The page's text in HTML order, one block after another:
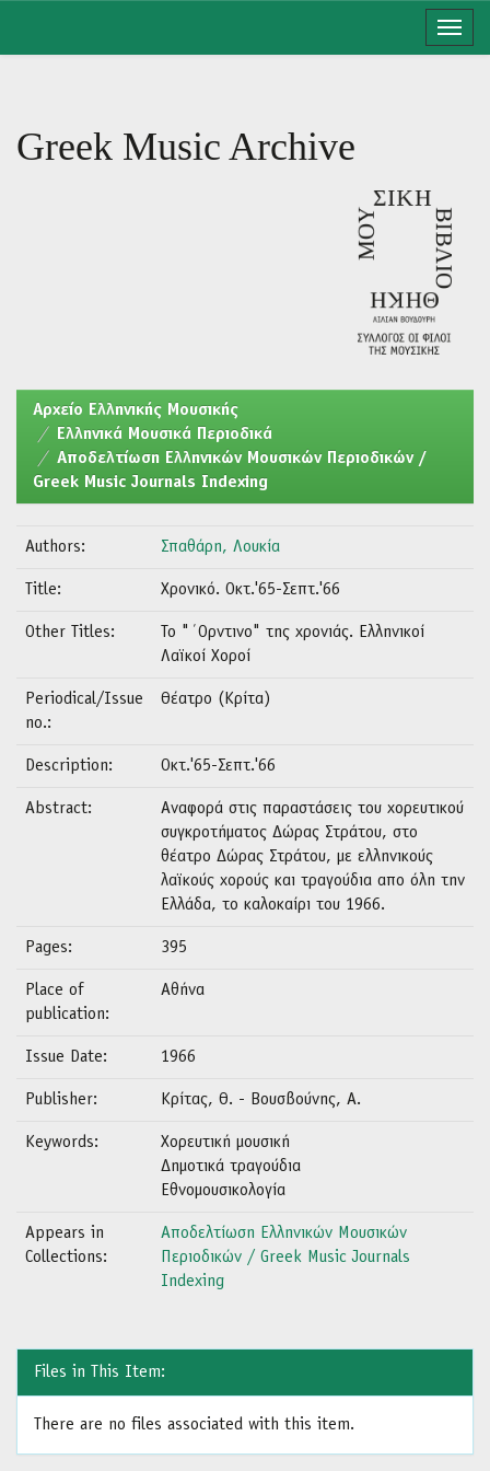
Greek Music Archive
Aρχείο Ελληνικής Μουσικής
Ελληνικά Μουσικά Περιοδικά
Αποδελτίωση Ελληνικών Μουσικών Περιοδικών /
Greek Music Journals Indexing
Authors: Σπαθάρη, Λουκία
Title: Χρονικό. Οκτ.'65-Σεπτ.'66
Other Titles:
To "΄Ορντινο" της χρονιάς. Ελληνικοί
Λαϊκοί Χοροί
Periodical/Issue
no.:
Θέατρο (Κρίτα)
Description: Οκτ.'65-Σεπτ.'66
Abstract:
Αναφορά στις παραστάσεις του χορευτικού
συγκροτήματος Δώρας Στράτου, στο
θέατρο Δώρας Στράτου, με ελληνικούς
λαϊκούς χορούς και τραγούδια απο όλη την
Ελλάδα, το καλοκαίρι του 1966.
Pages: 395
Place of
publication:
Αθήνα
Issue Date: 1966
Publisher: Κρίτας, Θ. - Βουσβούνης, Α.
Keywords:
Χορευτική μουσική
Δημοτικά τραγούδια
Εθνομουσικολογία
Appears in
Collections:
Αποδελτίωση Ελληνικών Μουσικών
Περιοδικών / Greek Music Journals
Indexing
Files in This Item:
There are no files associated with this item.